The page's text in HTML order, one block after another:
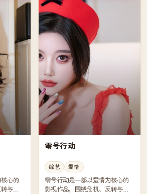
心的
与人
零号行动
综艺 爱情
零号行动是一部以爱情为核心的
影视作品，围绕危机、反转与人